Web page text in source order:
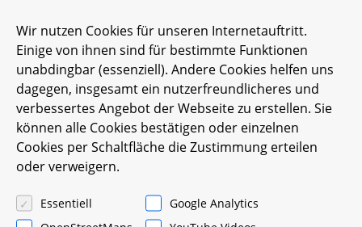
Be­we­gungs­ap­pa­rat und Herz-Kreis­lauf-Sys­tem
las­sen sich fol­gen­de Ziele fest­hal­ten:
Wir nutzen Cookies für unseren Internetauftritt.
Einige von ihnen sind für bestimmte Funktionen
unabdingbar (essenziell). Andere Cookies helfen uns
dagegen, insgesamt ein nutzerfreundlicheres und
verbessertes Angebot der Webseite zu erstellen. Sie
können alle Cookies bestätigen oder einzelnen
Cookies per Schaltfläche die Zustimmung erteilen
oder verweigern.
Essentiell
Google Analytics